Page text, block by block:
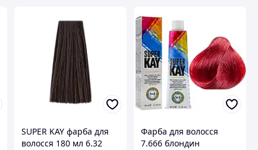
SUPER KAY фарба для
волосся 180 мл 6.32
Фарба для волосся
7.666 блондин